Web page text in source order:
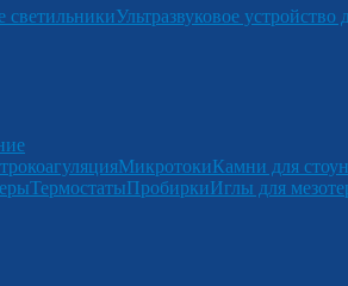
светильникиУльтразвуковое устройство
МикротокиКамни для
ТермостатыПробиркиИглы для